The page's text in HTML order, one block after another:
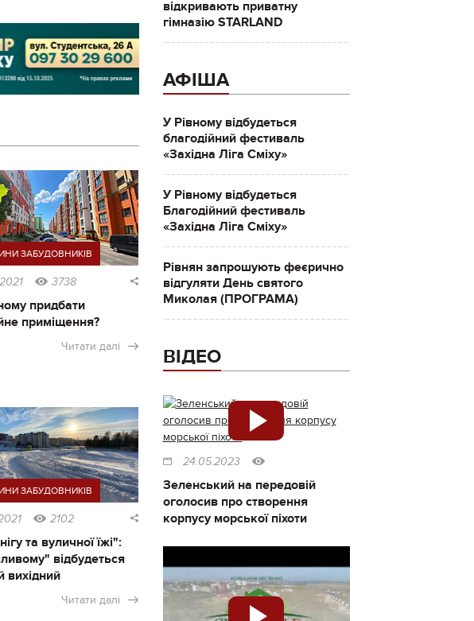
ЗАБУДОВНИКІВ
3738
придбати
приміщення?
Читати далі
ЗАБУДОВНИКІВ
2102
та вуличної їжі":
відбудеться
вихідний
Читати далі
відкривають приватну
гімназію STARLAND
АФІША
У Рівному відбудеться
благодійний фестиваль
«Західна Ліга Сміху»
У Рівному відбудеться
Благодійний фестиваль
«Західна Ліга Сміху»
Рівнян запрошують феєрично
відгуляти День святого
Миколая (ПРОГРАМА)
ВІДЕО
24.05.2023
Зеленський на передовій
оголосив про створення
корпусу морської піхоти